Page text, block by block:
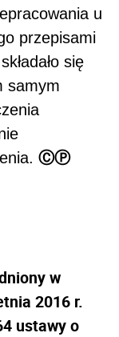
u
przepisami
się
samym
ⒸⓅ
w
2016 r.
ustawy o